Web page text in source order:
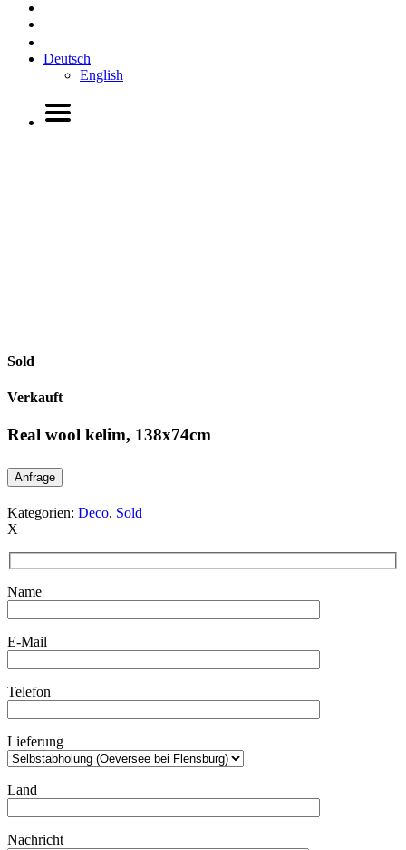
Deutsch
English
Sold
Verkauft
Real wool kelim, 138x74cm
Anfrage
Kategorien: Deco, Sold
X
Name
E-Mail
Telefon
Lieferung
Land
Nachricht